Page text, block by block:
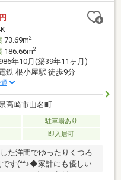
73.69m2
186.66m2
年10月(築39年11ヶ月)
鉄 根小屋駅 徒歩9分
高崎市山名町
駐車場あり
即入居可
た洋間でゆったりくつろ
す(^^♪◆家計にも優しい